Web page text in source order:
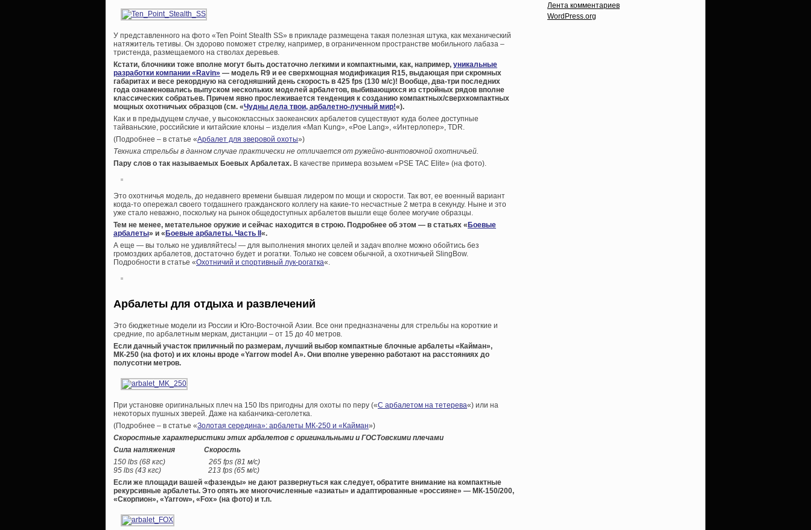
У представленного на фото «Ten Point Stealth SS» в прикладе размещена такая полезная штука, как механический
натяжитель тетивы. Он здорово поможет стрелку, например, в ограниченном пространстве мобильного лабаза –
тристенда, размещаемого на стволах деревьев.
Кстати, блочники тоже вполне могут быть достаточно легкими и компактными, как, например, уникальные
разработки компании «Ravin» — модель R9 и ее сверхмощная модификация R15, выдающая при скромных
габаритах и весе рекордную на сегодняшний день скорость в 425 fps (130 м/с)! Вообще, два-три последних
года ознаменовались выпуском нескольких моделей арбалетов, выбивающихся из стройных рядов вполне
классических собратьев. Причем явно прослеживается тенденция к созданию компактных/сверхкомпактных
мощных охотничьих образцов (см. «Чудны дела твои, арбалетно-лучный мир!«).
Как и в предыдущем случае, у высококлассных заокеанских арбалетов существуют куда более доступные
тайваньские, российские и китайские клоны – изделия «Man Kung», «Poe Lang», «Интерлопер», TDR.
(Подробнее – в статье «Арбалет для зверовой охоты»)
Техника стрельбы в данном случае практически не отличается от ружейно-винтовочной охотничьей.
Пару слов о так называемых Боевых Арбалетах. В качестве примера возьмем «PSE TAC Elite» (на фото).
Это охотничья модель, до недавнего времени бывшая лидером по мощи и скорости. Так вот, ее военный вариант
когда-то опережал своего тогдашнего гражданского коллегу на какие-то несчастные 2 метра в секунду. Ныне и это
уже стало неважно, поскольку на рынок общедоступных арбалетов вышли еще более могучие образцы.
Тем не менее, метательное оружие и сейчас находится в строю. Подробнее об этом — в статьях «Боевые
арбалеты» и «Боевые арбалеты. Часть II«.
А еще — вы только не удивляйтесь! — для выполнения многих целей и задач вполне можно обойтись без
громоздких арбалетов, достаточно будет и рогатки. Только не совсем обычной, а охотничьей SlingBow.
Подробности в статье «Охотничий и спортивный лук-рогатка«.
Арбалеты для отдыха и развлечений
Это бюджетные модели из России и Юго-Восточной Азии. Все они предназначены для стрельбы на короткие и
средние, по арбалетным меркам, дистанции – от 15 до 40 метров.
Если дачный участок приличный по размерам, лучший выбор компактные блочные арбалеты «Кайман»,
МК-250 (на фото) и их клоны вроде «Yarrow model A». Они вполне уверенно работают на расстояниях до
полусотни метров.
При установке оригинальных плеч на 150 lbs пригодны для охоты по перу («С арбалетом на тетерева«) или на
некоторых пушных зверей. Даже на кабанчика-сеголетка.
(Подробнее – в статье «Золотая середина»: арбалеты МК-250 и «Кайман»)
Скоростные характеристики этих арбалетов с оригинальными и ГОСТовскими плечами
Сила натяжения Скорость
150 lbs (68 кгс) 265 fps (81 м/с)
95 lbs (43 кгс) 213 fps (65 м/с)
Если же площади вашей «фазенды» не дают развернуться как следует, обратите внимание на компактные
рекурсивные арбалеты. Это опять же многочисленные «азиаты» и адаптированные «россияне» — МК-150/200,
«Скорпион», «Yarrow», «Fox» (на фото) и т.п.
Лента комментариев
WordPress.org